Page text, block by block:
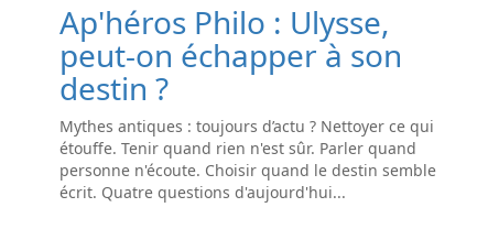
Ap'héros Philo : Ulysse,
peut-on échapper à son
destin ?
Mythes antiques : toujours d’actu ? Nettoyer ce qui
étouffe. Tenir quand rien n'est sûr. Parler quand
personne n'écoute. Choisir quand le destin semble
écrit. Quatre questions d'aujourd'hui...